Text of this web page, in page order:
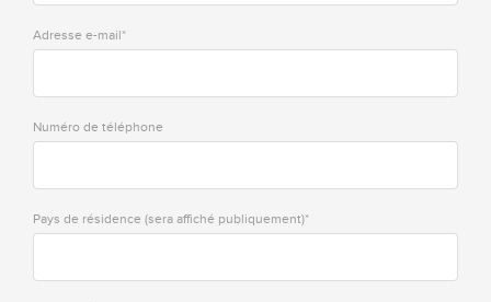
Adresse e-mail*
Numéro de téléphone
Pays de résidence (sera affiché publiquement)*